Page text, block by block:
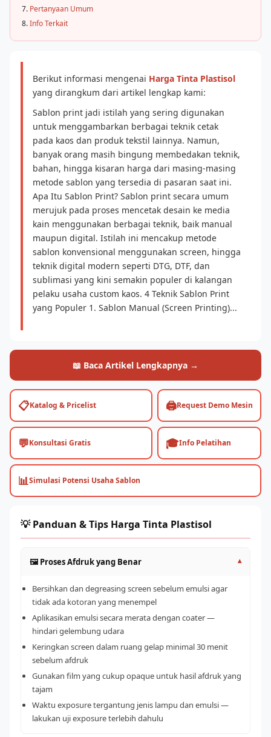
Pertanyaan Umum
Info Terkait
Berikut informasi mengenai Harga Tinta Plastisol
yang dirangkum dari artikel lengkap kami:
Sablon print jadi istilah yang sering digunakan
untuk menggambarkan berbagai teknik cetak
pada kaos dan produk tekstil lainnya. Namun,
banyak orang masih bingung membedakan teknik,
bahan, hingga kisaran harga dari masing-masing
metode sablon yang tersedia di pasaran saat ini.
Apa Itu Sablon Print? Sablon print secara umum
merujuk pada proses mencetak desain ke media
kain menggunakan berbagai teknik, baik manual
maupun digital. Istilah ini mencakup metode
sablon konvensional menggunakan screen, hingga
teknik digital modern seperti DTG, DTF, dan
sublimasi yang kini semakin populer di kalangan
pelaku usaha custom kaos. 4 Teknik Sablon Print
yang Populer 1. Sablon Manual (Screen Printing)...
📖 Baca Artikel Lengkapnya →
📋Katalog & Pricelist 🖨️Request Demo Mesin
💬Konsultasi Gratis 🎓Info Pelatihan
📊Simulasi Potensi Usaha Sablon
💡 Panduan & Tips Harga Tinta Plastisol
🖼️ Proses Afdruk yang Benar ▾
Bersihkan dan degreasing screen sebelum emulsi agar
tidak ada kotoran yang menempel
Aplikasikan emulsi secara merata dengan coater —
hindari gelembung udara
Keringkan screen dalam ruang gelap minimal 30 menit
sebelum afdruk
Gunakan film yang cukup opaque untuk hasil afdruk yang
tajam
Waktu exposure tergantung jenis lampu dan emulsi —
lakukan uji exposure terlebih dahulu